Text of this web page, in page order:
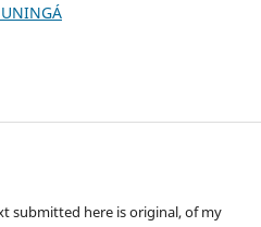
submitted here is original, of my